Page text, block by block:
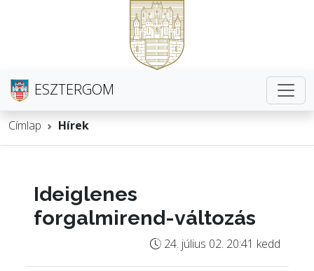
ESZTERGOM
Címlap Hírek
Ideiglenes
forgalmirend-változás
24. július 02. 20:41 kedd